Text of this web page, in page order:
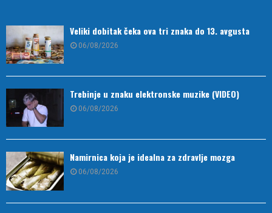
Veliki dobitak čeka ova tri znaka do 13. avgusta
06/08/2026
Trebinje u znaku elektronske muzike (VIDEO)
06/08/2026
Namirnica koja je idealna za zdravlje mozga
06/08/2026